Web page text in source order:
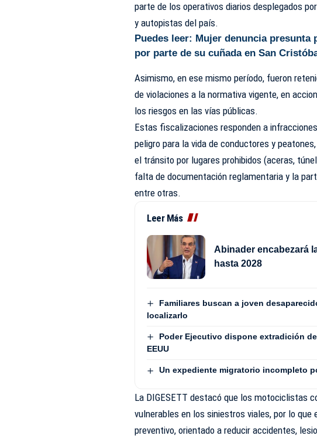
parte de los operativos diarios desplegados
y autopistas del país.
Puedes leer: Mujer denuncia presunta
por parte de su cuñada en San
Asimismo, en ese mismo período, fueron
de violaciones a la normativa vigente, en
los riesgos en las vías públicas.
Estas fiscalizaciones responden a
peligro para la vida de conductores y
el tránsito por lugares prohibidos (aceras,
falta de documentación reglamentaria y la
entre otras.
Leer Más
Abinader encabezará
hasta 2028
Familiares buscan a joven
localizarlo
Poder Ejecutivo dispone extradición
EEUU
Un expediente migratorio incompleto
La DIGESETT destacó que los motociclistas
vulnerables en los siniestros viales, por lo
preventivo, orientado a reducir accidentes,